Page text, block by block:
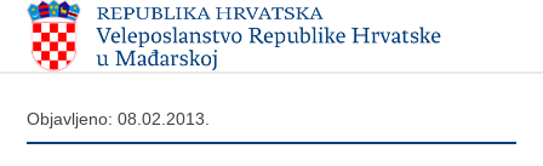
Objavljeno: 08.02.2013.